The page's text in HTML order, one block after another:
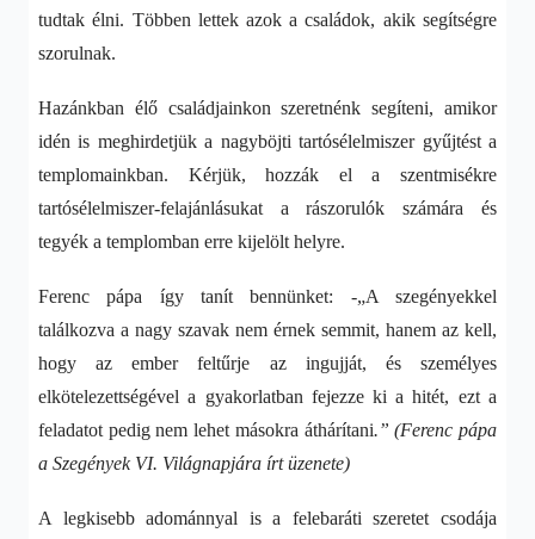
tudtak élni. Többen lettek azok a családok, akik segítségre
szorulnak.
Hazánkban élő családjainkon szeretnénk segíteni, amikor
idén is meghirdetjük a nagyböjti tartósélelmiszer gyűjtést a
templomainkban. Kérjük, hozzák el a szentmisékre
tartósélelmiszer-felajánlásukat a rászorulók számára és
tegyék a templomban erre kijelölt helyre.
Ferenc pápa így tanít bennünket: -„A szegényekkel
találkozva a nagy szavak nem érnek semmit, hanem az kell,
hogy az ember feltűrje az ingujját, és személyes
elkötelezettségével a gyakorlatban fejezze ki a hitét, ezt a
feladatot pedig nem lehet másokra áthárítani.” (Ferenc pápa
a Szegények VI. Világnapjára írt üzenete)
A legkisebb adománnyal is a felebaráti szeretet csodája